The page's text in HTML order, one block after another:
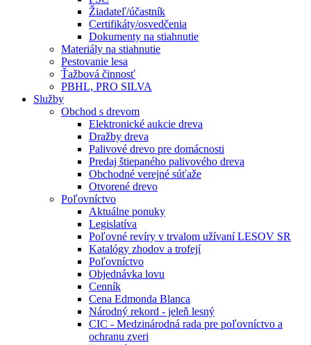
Žiadateľ/účastník
Certifikáty/osvedčenia
Dokumenty na stiahnutie
Materiály na stiahnutie
Pestovanie lesa
Ťažbová činnosť
PBHL, PRO SILVA
Služby
Obchod s drevom
Elektronické aukcie dreva
Dražby dreva
Palivové drevo pre domácnosti
Predaj štiepaného palivového dreva
Obchodné verejné súťaže
Otvorené drevo
Poľovníctvo
Aktuálne ponuky
Legislatíva
Poľovné revíry v trvalom užívaní LESOV SR
Katalógy zhodov a trofejí
Poľovníctvo
Objednávka lovu
Cenník
Cena Edmonda Blanca
Národný rekord - jeleň lesný
CIC - Medzinárodná rada pre poľovníctvo a
ochranu zveri